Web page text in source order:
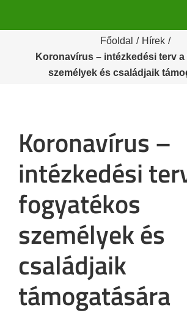
Főoldal / Hírek /
Koronavírus – intézkedési terv
személyek és családjaik
Koronavírus –
intézkedési
fogyatékos
személyek és
családjaik
támogatására